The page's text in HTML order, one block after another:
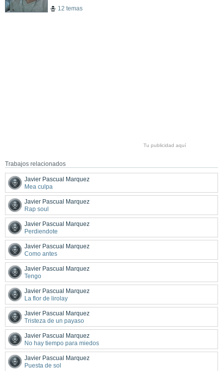
12 temas
Tu publicidad aquí
Trabajos relacionados
Javier Pascual Marquez
Mea culpa
Javier Pascual Marquez
Rap soul
Javier Pascual Marquez
Perdiendote
Javier Pascual Marquez
Como antes
Javier Pascual Marquez
Tengo
Javier Pascual Marquez
La flor de lirolay
Javier Pascual Marquez
Tristeza de un payaso
Javier Pascual Marquez
No hay tiempo para miedos
Javier Pascual Marquez
Puesta de sol